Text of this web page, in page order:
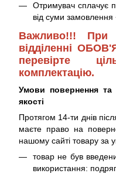
Отримувач сплачує
від суми замовлення
Важливо!!! При
відділенні
перевірте
комплектацію.
Умови повернення та
якості
Протягом 14-ти днів
маєте право на
нашому сайті товару за
товар не був
використання: